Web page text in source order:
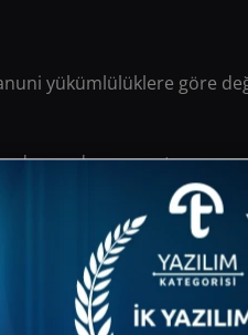
yükümlülüklere göre
soyad, pasaport
bilgisi, araç plakası,
eşleri ile ilgili kimlik
call center kayıtları,